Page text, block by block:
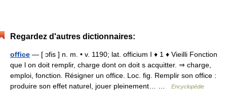
Regardez d'autres dictionnaires:
office — [ ɔfis ] n. m. • v. 1190; lat. officium I ♦ 1 ♦ Vieilli Fonction
que l on doit remplir, charge dont on doit s acquitter. ⇒ charge,
emploi, fonction. Résigner un office. Loc. fig. Remplir son office :
produire son effet naturel, jouer pleinement… …
Encyclopédie